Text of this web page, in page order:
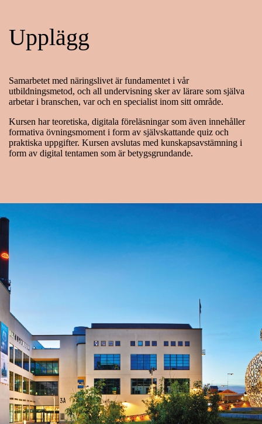
Upplägg
Samarbetet med näringslivet är fundamentet i vår
utbildningsmetod, och all undervisning sker av lärare som själva
arbetar i branschen, var och en specialist inom sitt område.
Kursen har teoretiska, digitala föreläsningar som även innehåller
formativa övningsmoment i form av självskattande quiz och
praktiska uppgifter. Kursen avslutas med kunskapsavstämning i
form av digital tentamen som är betygsgrundande.